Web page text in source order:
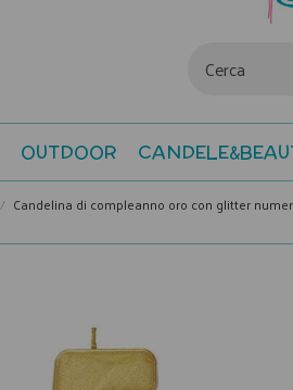
OUTDOOR
Candelina di compleanno oro con glitter